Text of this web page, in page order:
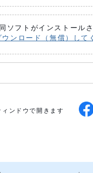
フトがインストール
ロード（無償）して
ンドウで開きます